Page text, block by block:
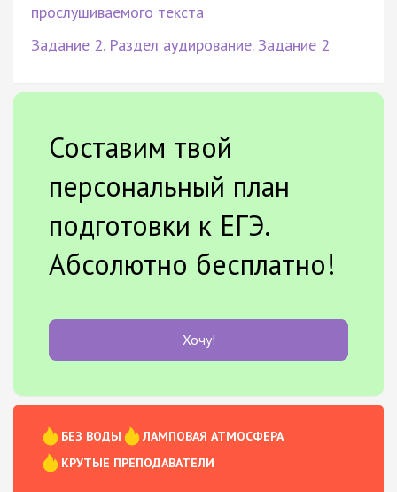
прослушиваемого текста
Задание 2. Раздел аудирование. Задание 2
Составим твой
персональный план
подготовки к ЕГЭ.
Абсолютно бесплатно!
Хочу!
БЕЗ ВОДЫ
ЛАМПОВАЯ АТМОСФЕРА
КРУТЫЕ ПРЕПОДАВАТЕЛИ